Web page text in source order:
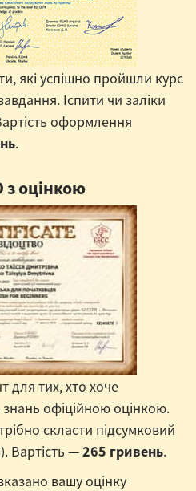
які успішно пройшли курс
Іспити чи заліки
оформлення
.
оцінкою
для тих, хто хоче
знань офіційною оцінкою.
скласти підсумковий
Вартість —265 гривень.
вашу оцінку